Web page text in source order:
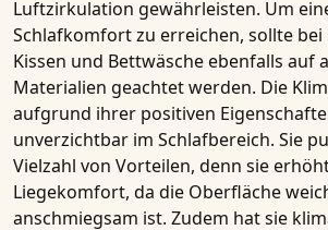
Luftzirkulation gewährleisten. Um
Schlafkomfort zu erreichen, sollte bei
Kissen und Bettwäsche ebenfalls auf
Materialien geachtet werden. Die
aufgrund ihrer positiven
unverzichtbar im Schlafbereich. Sie
Vielzahl von Vorteilen, denn sie
Liegekomfort, da die Oberfläche
anschmiegsam ist. Zudem hat sie